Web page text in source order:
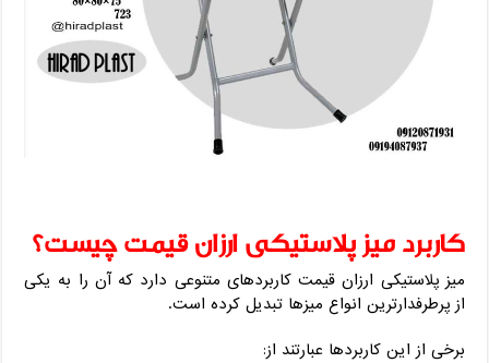
کاربرد میز پلاستیکی ارزان قیمت چیست؟
میز پلاستیکی ارزان قیمت کاربردهای متنوعی دارد که آن را به یکی
از پرطرفدارترین انواع میزها تبدیل کرده است.
برخی از این کاربردها عبارتند از: